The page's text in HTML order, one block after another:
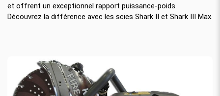
et offrent un exceptionnel rapport puissance-poids.
Découvrez la différence avec les scies Shark II et Shark III Max.